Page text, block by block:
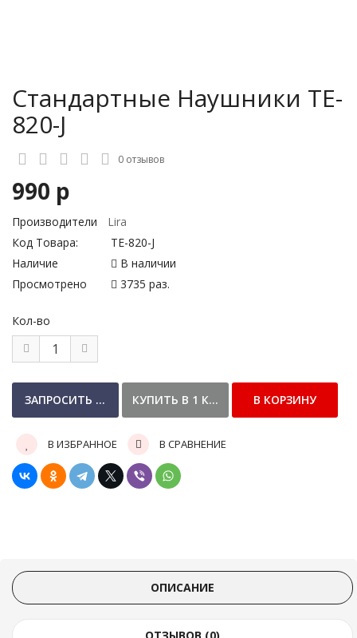
Стандартные Наушники TE-
820-J
0 отзывов
990 р
Производители
Lira
Код Товара:
TE-820-J
Наличие
В наличии
Просмотрено
3735 раз.
Кол-во
В ИЗБРАННОЕ В СРАВНЕНИЕ
ОПИСАНИЕ